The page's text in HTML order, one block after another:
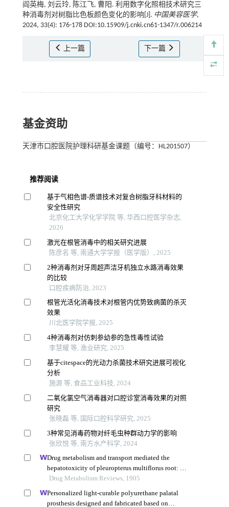
阎英梅, 刘云玲, 陈江飞, 曹阳. 利用数字化照相技术研究三
种消毒剂对树脂比色板颜色变化的影响[J]. 中国美容医学,
2024, 33(4): 176-178 DOI:10.15909/j.cnki.cn61-1347/r.006214
上一篇 下一篇
基金资助
天津市口腔医院护理科研基金课题（编号：HL201507）